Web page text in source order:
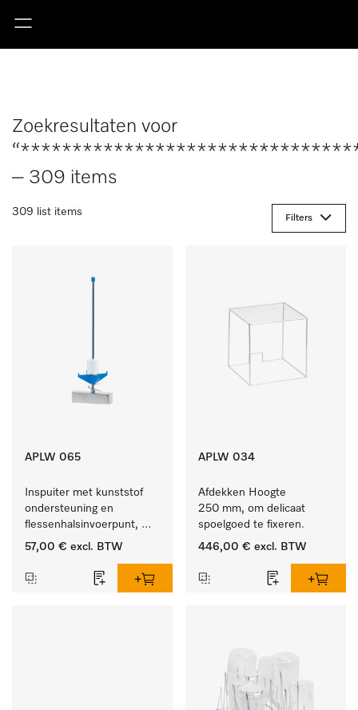
Zoekresultaten voor
– 309 items
309 list items
Filters
APLW 065
Inspuiter met kunststof
ondersteuning en
flessenhalsinvoerpunt,
ster, Ø 6, lengte 275 mm.
57,00 € excl. BTW
APLW 034
Afdekken Hoogte
250 mm, om delicaat
spoelgoed te fixeren.
446,00 € excl. BTW